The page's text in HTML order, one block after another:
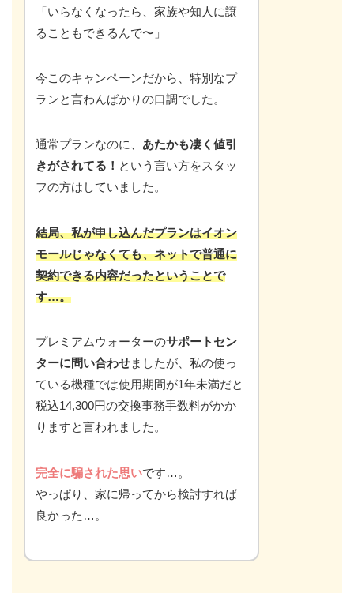
「いらなくなったら、家族や知人に譲
ることもできるんで〜」
今このキャンペーンだから、特別なプ
ランと言わんばかりの口調でした。
通常プランなのに、 あたかも凄く値引
きがされてる！ という言い方をスタッ
フの方はしていました。
結局、私が申し込んだプランはイオン
モールじゃなくても、ネットで普通に
契約できる内容だったということで
す…。
プレミアムウォーターのサポートセン
ターに問い合わせましたが、私の使っ
ている機種では使用期間が1年未満だと
税込14,300円の交換事務手数料がかか
りますと言われました。
完全に騙された思いです…。
やっぱり、家に帰ってから検討すれば
良かった…。